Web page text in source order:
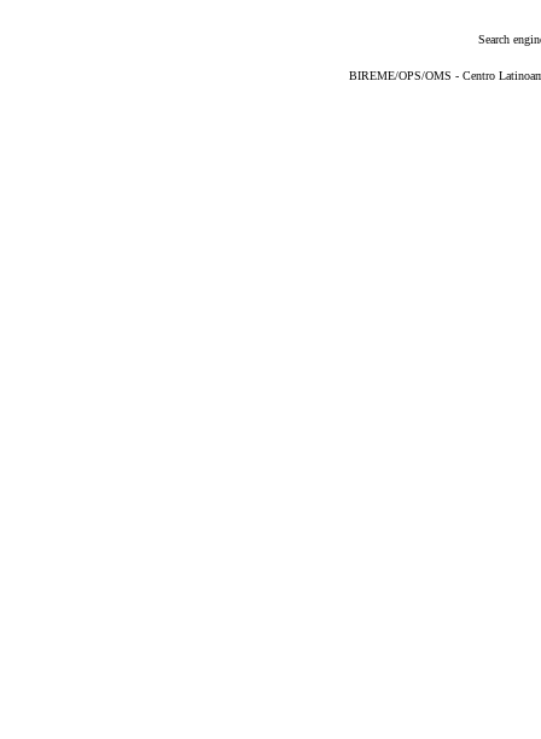
Search
BIREME/OPS/OMS - Centro